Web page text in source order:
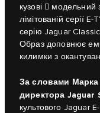
кузові  модельний
лімітованій серії
серію Jaguar
Образ доповнює
килимки з
За словами Марка
директора Jaguar
культового Jaguar